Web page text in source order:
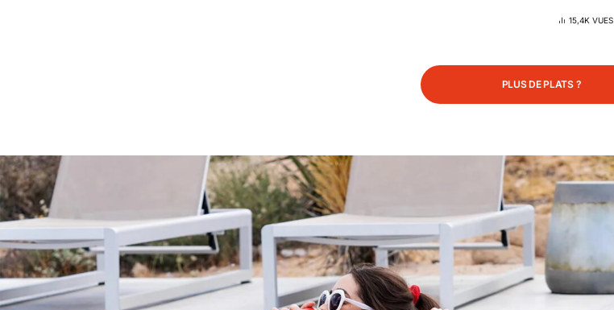
15,4K VUES
PLUS DE PLATS ?